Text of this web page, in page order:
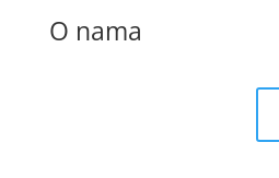
O nama